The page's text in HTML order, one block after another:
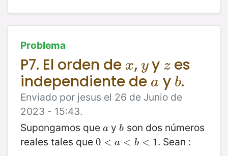
Problema
P7. El orden de x
x, y
yy z
z es
independiente de a
a y b
b
.
Enviado por jesus el 26 de Junio de
2023 - 15:43.
Supongamos que a
a yb
b son dos números
reales tales que 0 < a < b < 1
0 <a < b< 1 . Sean :